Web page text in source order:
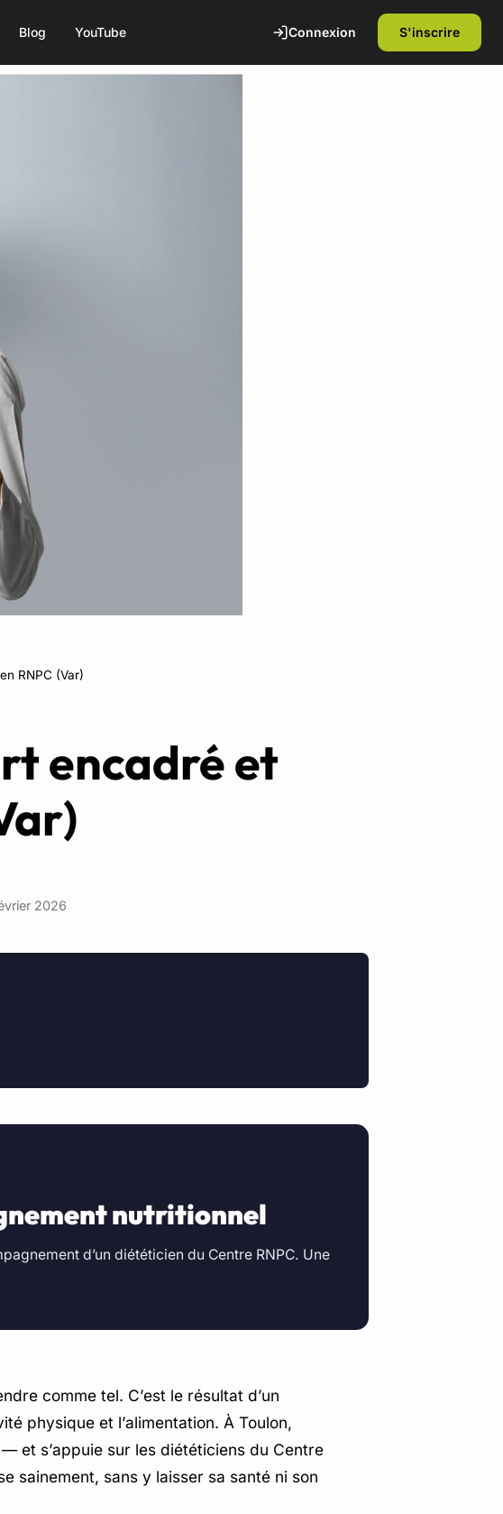
Fitness Kids
Boxe Kids
Blog YouTube Connexion S'inscrire
RNPC (Var)
encadré et
2026
nutritionnel
d’un diététicien du Centre RNPC. Une
comme tel. C’est le résultat d’un
physique et l’alimentation. À Toulon,
et s’appuie sur les diététiciens du Centre
sainement, sans y laisser sa santé ni son